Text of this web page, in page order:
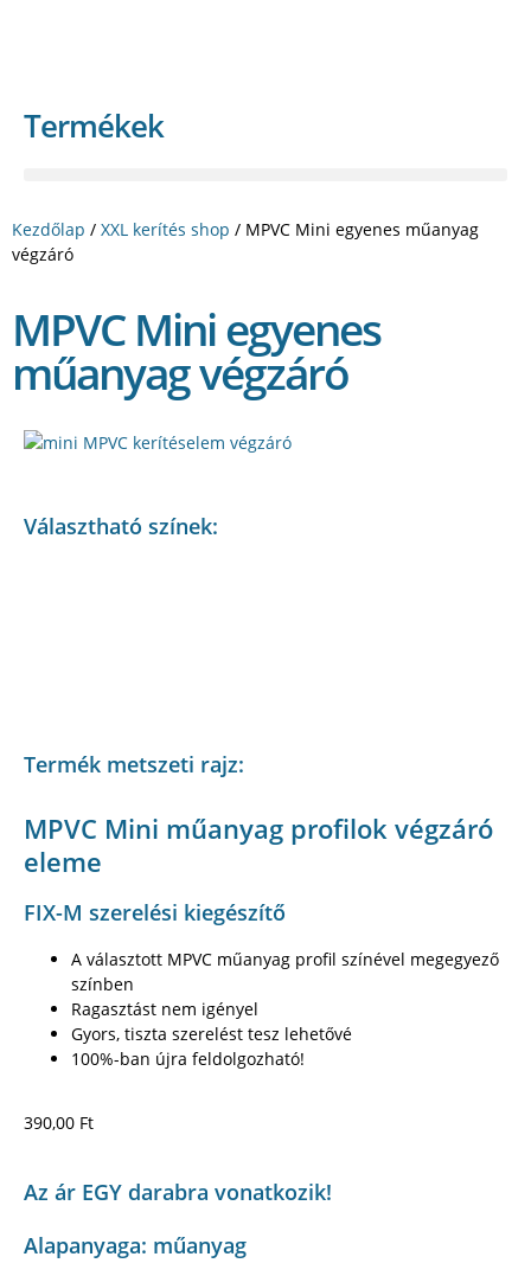
Termékek
Kezdőlap / XXL kerítés shop / MPVC Mini egyenes műanyag
végzáró
MPVC Mini egyenes
műanyag végzáró
Választható színek:
Termék metszeti rajz:
MPVC Mini műanyag profilok végzáró
eleme
FIX-M szerelési kiegészítő
A választott MPVC műanyag profil színével megegyező
színben
Ragasztást nem igényel
Gyors, tiszta szerelést tesz lehetővé
100%-ban újra feldolgozható!
390,00 Ft
Az ár EGY darabra vonatkozik!
Alapanyaga: műanyag